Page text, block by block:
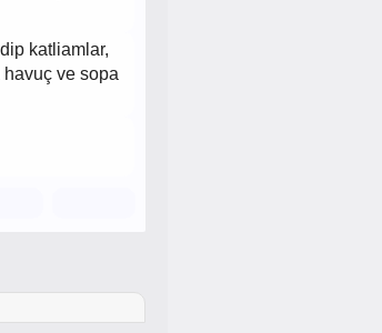
katliamlar,
havuç ve sopa